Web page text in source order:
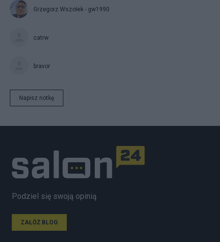
Grzegorz Wszołek - gw1990
catrw
bravor
Napisz notkę
Podziel się swoją opinią
ZAŁÓŻ BLOG